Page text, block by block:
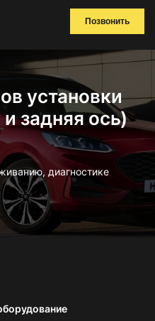
Позвонить
установки
задняя ось)
диагностике